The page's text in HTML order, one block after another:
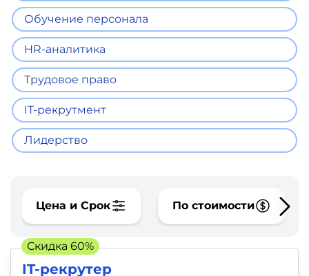
Обучение персонала
HR-аналитика
Трудовое право
IT-рекрутмент
Лидерство
Цена и Срок По стоимости
IT-рекрутер
Скидка 60%
фото,
аудио
Маркетинг
Иностранный
язык
Красота,
здоровье,
фитнес